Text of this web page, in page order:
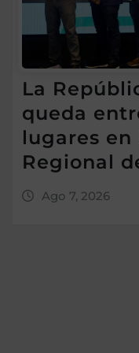
La
queda
lugares en
Regional
Ago 7, 2026